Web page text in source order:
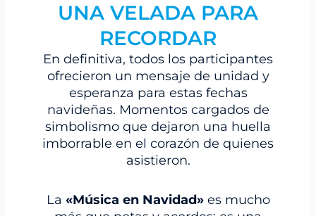
UNA VELADA PARA
RECORDAR
En definitiva, todos los participantes
ofrecieron un mensaje de unidad y
esperanza para estas fechas
navideñas. Momentos cargados de
simbolismo que dejaron una huella
imborrable en el corazón de quienes
asistieron.
La «Música en Navidad»es mucho